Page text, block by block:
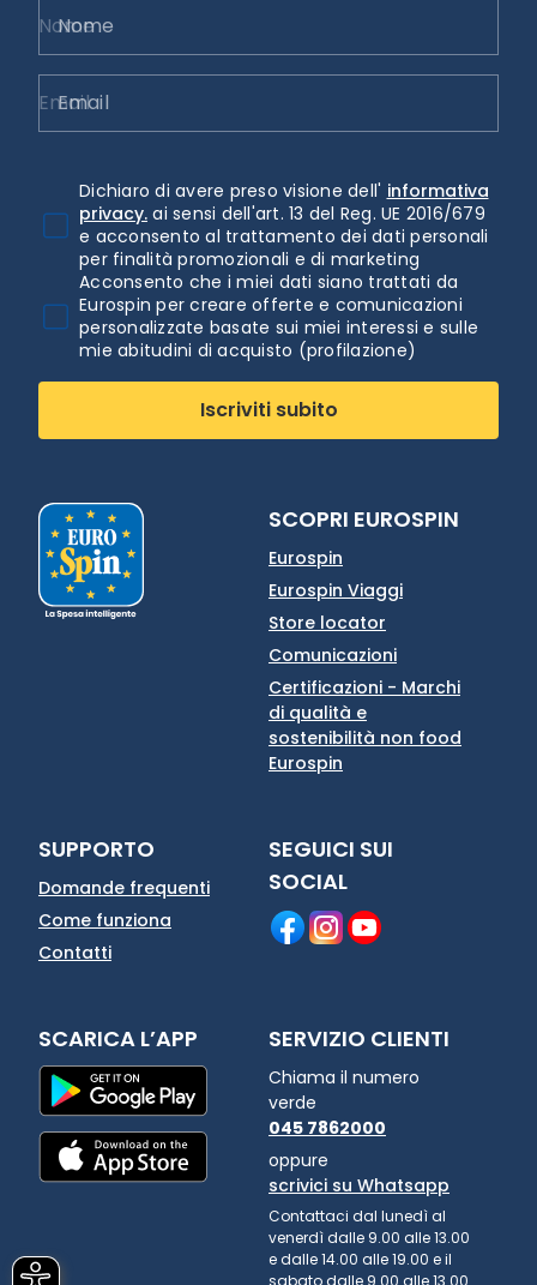
Nome
Email
Dichiaro di avere preso visione dell' informativa
privacy. ai sensi dell'art. 13 del Reg. UE 2016/679
e acconsento al trattamento dei dati personali
per finalità promozionali e di marketing
Acconsento che i miei dati siano trattati da
Eurospin per creare offerte e comunicazioni
personalizzate basate sui miei interessi e sulle
mie abitudini di acquisto (profilazione)
Iscriviti subito
SCOPRI EUROSPIN
Eurospin
Eurospin Viaggi
Store locator
Comunicazioni
Certificazioni - Marchi
di qualità e
sostenibilità non food
Eurospin
SUPPORTO
Domande frequenti
Come funziona
Contatti
SEGUICI SUI
SOCIAL
SCARICA L’APP SERVIZIO CLIENTI
Chiama il numero
verde
045 7862000
oppure
scrivici su Whatsapp
Contattaci dal lunedì al
venerdì dalle 9.00 alle 13.00
e dalle 14.00 alle 19.00 e il
sabato dalle 9.00 alle 13.00